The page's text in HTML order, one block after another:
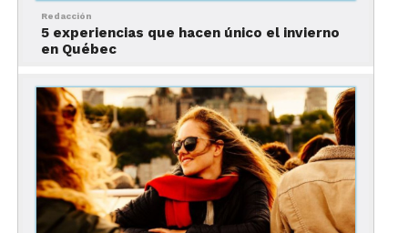
Redacción
5 experiencias que hacen único el invierno
en Québec